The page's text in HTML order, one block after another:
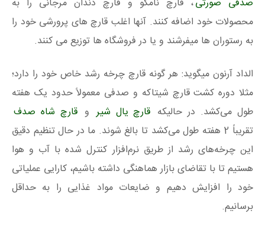
محصولات خود اضافه کنند. آنها اغلب قارچ های پرورشی خود را
به رستوران ها میفرشند و یا در فروشگاه ها توزیع می کنند.
الداد آرنون میگوید: هر گونه قارچ چرخه رشد خاص خود را دارد؛
مثلا دوره کشت قارچ شیتاکه و صدفی معمولاً حدود یک هفته
طول می‌کشد. در حالیکه قارچ یال شیر و قارچ شاه صدف
تقریباً 2 هفته طول می‌کشد تا بالغ شوند. ما در حال تنظیم دقیق
این چرخه‌های رشد از طریق نرم‌افزار کنترل‌ شده با آب و هوا
هستیم تا با تقاضای بازار هماهنگی داشته باشیم، کارایی عملیاتی
خود را افزایش دهیم و ضایعات مواد غذایی را به حداقل
برسانیم.